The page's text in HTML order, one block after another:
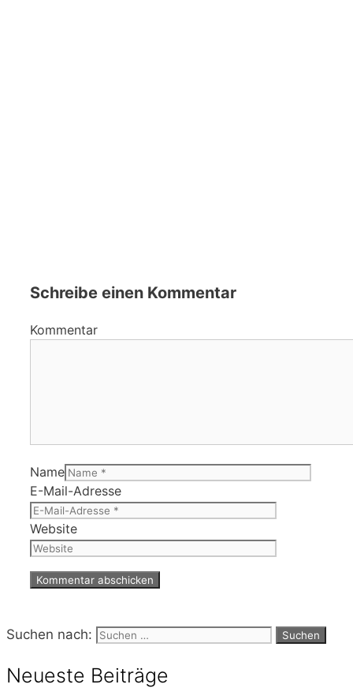
Schreibe einen Kommentar
Kommentar
Name
E-Mail-Adresse
Website
Suchen nach:
Neueste Beiträge